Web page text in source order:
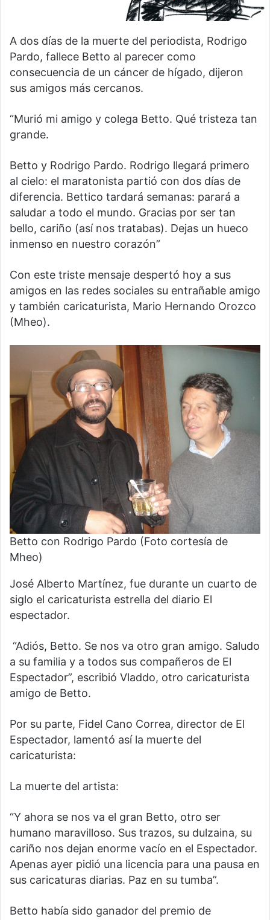
A dos días de la muerte del periodista, Rodrigo
Pardo, fallece Betto al parecer como
consecuencia de un cáncer de hígado, dijeron
sus amigos más cercanos.
“Murió mi amigo y colega Betto. Qué tristeza tan
grande.
Betto y Rodrigo Pardo. Rodrigo llegará primero
al cielo: el maratonista partió con dos días de
diferencia. Bettico tardará semanas: parará a
saludar a todo el mundo. Gracias por ser tan
bello, cariño (así nos tratabas). Dejas un hueco
inmenso en nuestro corazón”
Con este triste mensaje despertó hoy a sus
amigos en las redes sociales su entrañable amigo
y también caricaturista, Mario Hernando Orozco
(Mheo).
Betto con Rodrigo Pardo (Foto cortesía de
Mheo)
José Alberto Martínez, fue durante un cuarto de
siglo el caricaturista estrella del diario El
espectador.
“Adiós, Betto. Se nos va otro gran amigo. Saludo
a su familia y a todos sus compañeros de El
Espectador”, escribió Vladdo, otro caricaturista
amigo de Betto.
Por su parte, Fidel Cano Correa, director de El
Espectador, lamentó así la muerte del
caricaturista:
La muerte del artista:
“Y ahora se nos va el gran Betto, otro ser
humano maravilloso. Sus trazos, su dulzaina, su
cariño nos dejan enorme vacío en el Espectador.
Apenas ayer pidió una licencia para una pausa en
sus caricaturas diarias. Paz en su tumba”.
Betto había sido ganador del premio de